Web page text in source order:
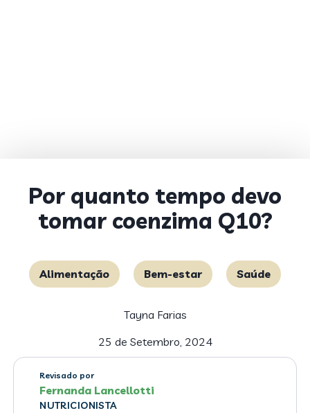
Por quanto tempo devo
tomar coenzima Q10?
Alimentação Bem-estar Saúde
Tayna Farias
25 de Setembro, 2024
Revisado por
Fernanda Lancellotti
NUTRICIONISTA